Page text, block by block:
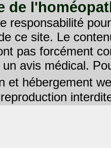
de
responsabilité
ce site. Le
pas forcément
avis médical.
et hébergement